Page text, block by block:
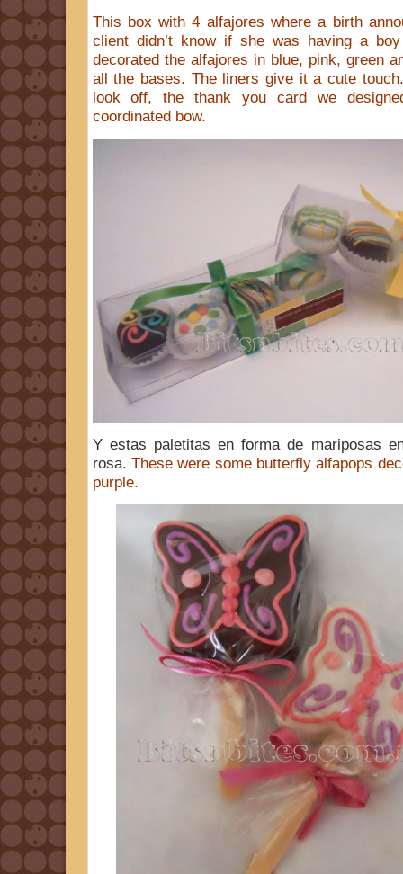
This box with 4 alfajores where a birth
client didn’t know if she was having a
decorated the alfajores in blue, pink, green
all the bases. The liners give it a cute
look off, the thank you card we
coordinated bow.
Y estas paletitas en forma de mariposas
rosa. These were some butterfly alfapops
purple.